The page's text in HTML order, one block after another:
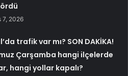
7, 2026
trafik var mı? SON DAKİKA!
Çarşamba hangi ilçelerde
hangi yollar kapalı?